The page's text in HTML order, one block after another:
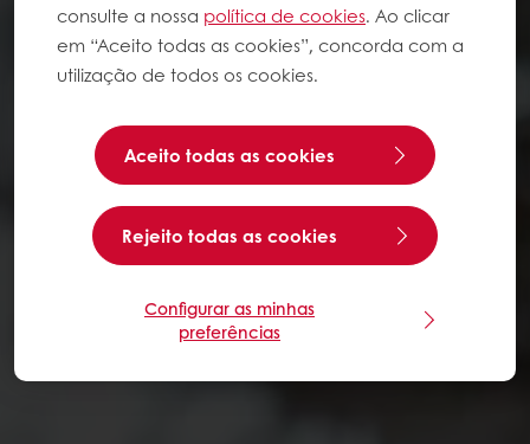
consulte a nossa política de cookies. Ao clicar
em “Aceito todas as cookies”, concorda com a
utilização de todos os cookies.
Aceito todas as cookies
Rejeito todas as cookies
Configurar as minhas
preferências